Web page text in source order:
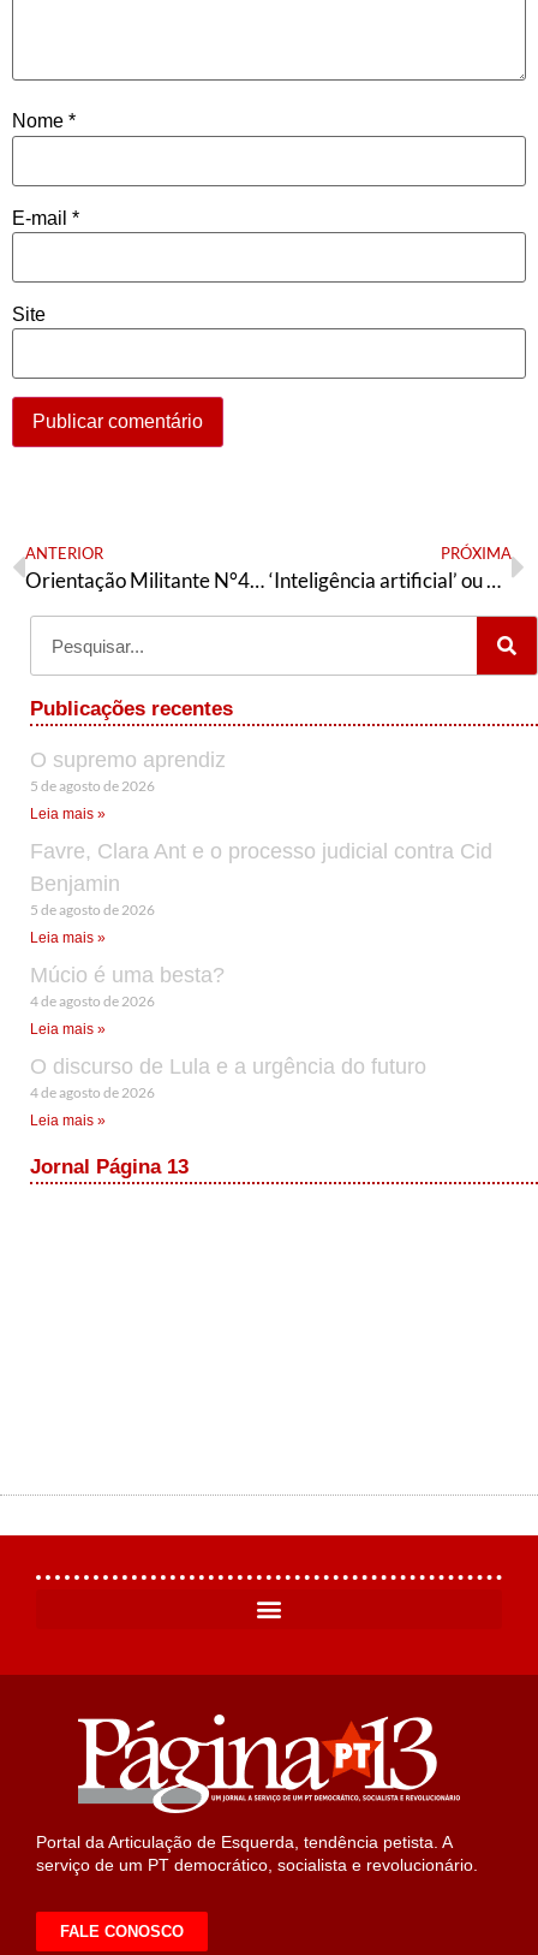
Nome *
E-mail *
Site
ANTERIOR
Orientação Militante N°477 (03 de agosto de 2025)
PRÓXIMA
‘Inteligência artificial’ ou máquinas programadas e reprogramadas?
Publicações recentes
O supremo aprendiz
5 de agosto de 2026
Leia mais »
Favre, Clara Ant e o processo judicial contra Cid
Benjamin
5 de agosto de 2026
Leia mais »
Múcio é uma besta?
4 de agosto de 2026
Leia mais »
O discurso de Lula e a urgência do futuro
4 de agosto de 2026
Leia mais »
Jornal Página 13
Portal da Articulação de Esquerda, tendência petista. A
serviço de um PT democrático, socialista e revolucionário.
FALE CONOSCO